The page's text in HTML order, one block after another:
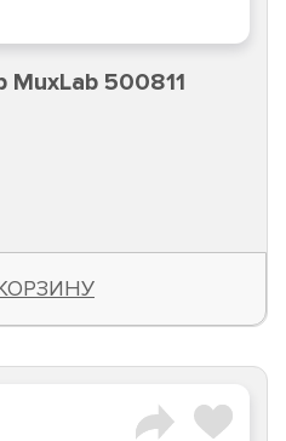
MuxLab 500811